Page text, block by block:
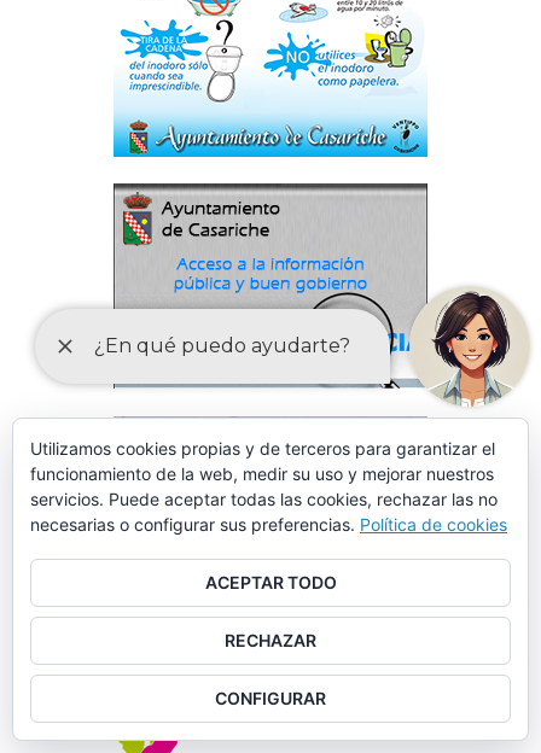
Utilizamos cookies propias y de terceros para garantizar el
funcionamiento de la web, medir su uso y mejorar nuestros
servicios. Puede aceptar todas las cookies, rechazar las no
necesarias o configurar sus preferencias. Política de cookies
ACEPTAR TODO
RECHAZAR
CONFIGURAR